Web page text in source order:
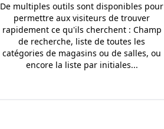
De multiples outils sont disponibles pour
permettre aux visiteurs de trouver
rapidement ce qu'ils cherchent : Champ
de recherche, liste de toutes les
catégories de magasins ou de salles, ou
encore la liste par initiales...